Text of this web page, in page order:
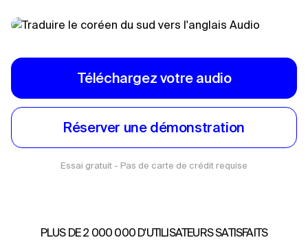
Téléchargez votre audio
Réserver une démonstration
Essai gratuit - Pas de carte de crédit requise
PLUS DE 2 000 000 D'UTILISATEURS SATISFAITS